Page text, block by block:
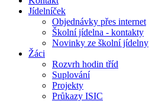
Jídelníček
Objednávky přes internet
Školní jídelna - kontakty
Novinky ze školní jídelny
Žáci
Rozvrh hodin tříd
Suplování
Projekty
Průkazy ISIC